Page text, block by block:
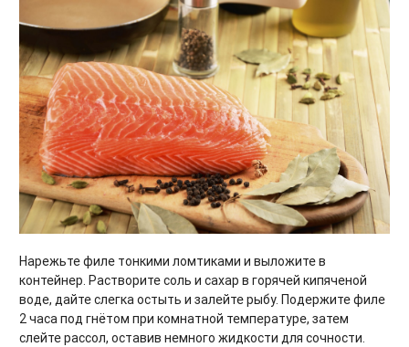
Нарежьте филе тонкими ломтиками и выложите в
контейнер. Растворите соль и сахар в горячей кипяченой
воде, дайте слегка остыть и залейте рыбу. Подержите филе
2 часа под гнётом при комнатной температуре, затем
слейте рассол, оставив немного жидкости для сочности.